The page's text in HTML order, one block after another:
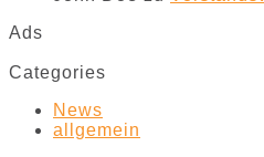
Ads
Categories
News
allgemein